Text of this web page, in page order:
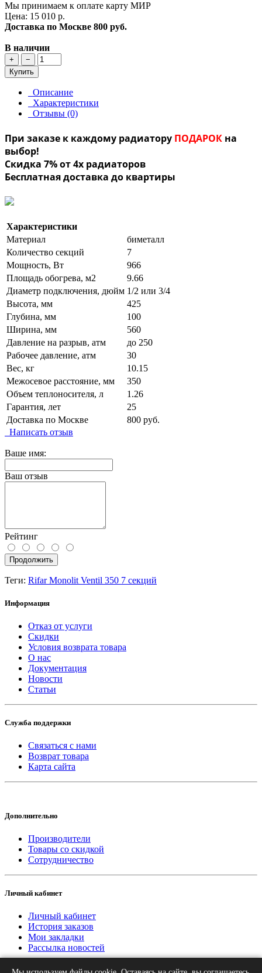
Мы принимаем к оплате карту МИР
Цена: 15 010 р.
Доставка по Москве 800 руб.
В наличии
+
−
Купить
Описание
Характеристики
Отзывы (0)
При заказе к каждому радиатору ПОДАРОК на
выбор!
Скидка 7% от 4х радиаторов
Бесплатная доставка до квартиры
Характеристики
Материал
биметалл
Количество секций
7
Мощность, Вт
966
Площадь обогрева, м2
9.66
Диаметр подключения, дюйм 1/2 или 3/4
Высота, мм
425
Глубина, мм
100
Ширина, мм
560
Давление на разрыв, атм
до 250
Рабочее давление, атм
30
Вес, кг
10.15
Межосевое расстояние, мм
350
Объем теплоносителя, л
1.26
Гарантия, лет
25
Доставка по Москве
800 руб.
Написать отзыв
Ваше имя:
Ваш отзыв
Рейтинг
Продолжить
Теги: Rifar Monolit Ventil 350 7 секций
Информация
Отказ от услуги
Скидки
Условия возврата товара
О нас
Документация
Новости
Статьи
Служба поддержки
Связаться с нами
Возврат товара
Карта сайта
Дополнительно
Производители
Товары со скидкой
Сотрудничество
Личный кабинет
Личный кабинет
История заказов
Мои закладки
Рассылка новостей